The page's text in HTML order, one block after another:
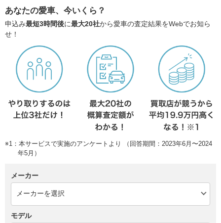
あなたの愛車、今いくら？
申込み最短3時間後に最大20社から愛車の査定結果をWebでお知ら
せ！
※1：本サービスで実施のアンケートより （回答期間：2023年6月〜2024
年5月）
メーカー
モデル